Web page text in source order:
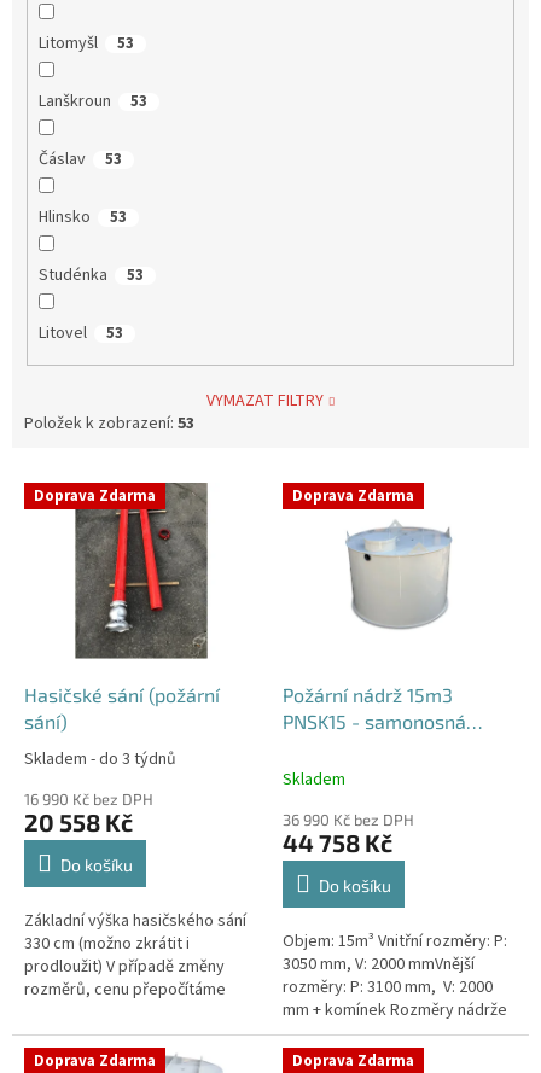
Litomyšl 53
Lanškroun 53
Čáslav 53
Hlinsko 53
Studénka 53
Litovel 53
VYMAZAT FILTRY
Položek k zobrazení: 53
V Doprava Zdarma
Hasičské sání (požární
sání)
Průměrné
produktu
je
4,2
hvězdiček.
Skladem - do 3 týdnů
16 990 Kč bez DPH
20 558 Kč
Do košíku
Základní výška hasičského sání
330 cm (možno zkrátit i
prodloužit) V případě změny
rozměrů, cenu přepočítáme
Doprava Zdarma
Požární nádrž 15m3
PNSK15 - samonosná
Skladem
36 990 Kč bez DPH
44 758 Kč
Do košíku
Objem: 15m³ Vnitřní rozměry: P:
3050 mm, V: 2000 mmVnější
rozměry: P: 3100 mm, V: 2000
mm + komínek Rozměry nádrže
možno jakkoliv upravit -
vyrobíme nádrž na míru!Nádrž...
Doprava Zdarma Doprava Zdarma